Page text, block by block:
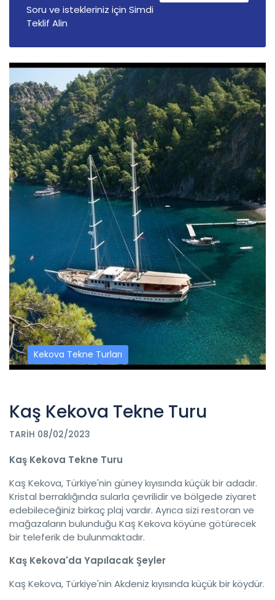
Soru ve istekleriniz için Simdi
Teklif Alin
Kekova Tekne Turları
Kaş Kekova Tekne Turu
TARIH 08/02/2023
Kaş Kekova Tekne Turu
Kaş Kekova, Türkiye'nin güney kıyısında küçük bir adadır.
Kristal berraklığında sularla çevrilidir ve bölgede ziyaret
edebileceğiniz birkaç plaj vardır. Ayrıca sizi restoran ve
mağazaların bulunduğu Kaş Kekova köyüne götürecek
bir teleferik de bulunmaktadır.
Kaş Kekova'da Yapılacak Şeyler
Kaş Kekova, Türkiye'nin Akdeniz kıyısında küçük bir köydür.